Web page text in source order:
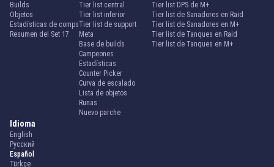
Builds
Objetos
Estadísticas de comps
Resumen del Set 17
Tier list central
Tier list inferior
Tier list de support
Meta
Base de builds
Campeones
Estadísticas
Counter Picker
Curva de escalado
Lista de objetos
Runas
Nuevo parche
Tier list DPS de M+
Tier list de Sanadores en Raid
Tier list de Sanadores en M+
Tier list de Tanques en Raid
Tier list de Tanques en M+
Idioma
English
Русский
Español
Türkçe